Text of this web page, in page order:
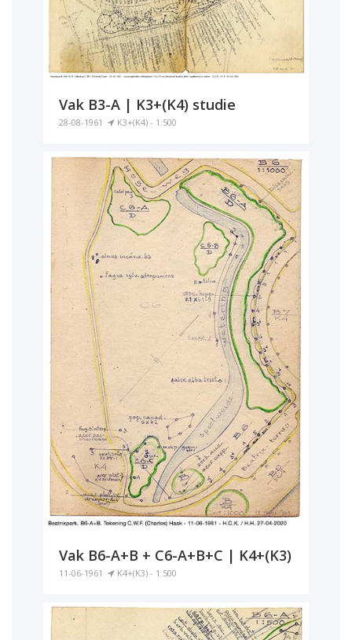
Vak B3-A | K3+(K4) studie
28-08-1961 K3+(K4) - 1:500
Vak B6-A+B + C6-A+B+C | K4+(K3)
11-06-1961 K4+(K3) - 1:500